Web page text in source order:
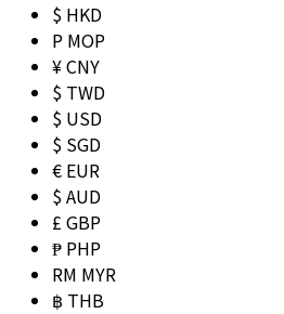
$ HKD
P MOP
¥ CNY
$ TWD
$ USD
$ SGD
€ EUR
$ AUD
£ GBP
₱ PHP
RM MYR
฿ THB